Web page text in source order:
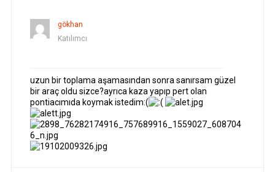
gökhan
Katılımcı
uzun bir toplama aşamasından sonra sanırsam güzel
bir araç oldu sizce?ayrıca kaza yapıp pert olan
pontiacımıda koymak istedim:(